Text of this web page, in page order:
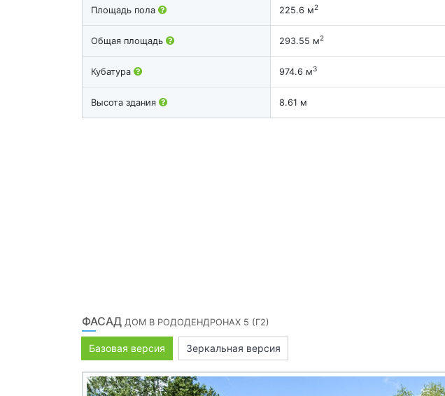
Площадь пола 225.6 м2
Общая площадь 293.55 м2
Кубатура 974.6 м3
Высота здания 8.61 м
ФАСАД ДОМ В РОДОДЕНДРОНАХ 5 (Г2)
Базовая версия Зеркальная версия